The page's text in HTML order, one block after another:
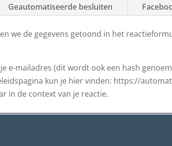
Geautomatiseerde besluiten
we de gegevens getoond in het
e-mailadres (dit wordt ook een hash
kun je hier vinden: https://
in de context van je reactie.